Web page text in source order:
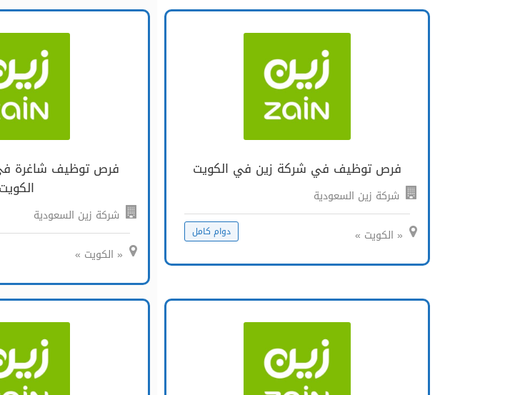
فرص توظيف في شركة زين في الكويت
شركة زين السعودية
« الكويت » دوام كامل
فرص توظيف شاغرة
الكويت
شركة زين السعودية
« الكويت »